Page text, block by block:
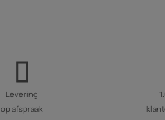
Levering
op afspraak